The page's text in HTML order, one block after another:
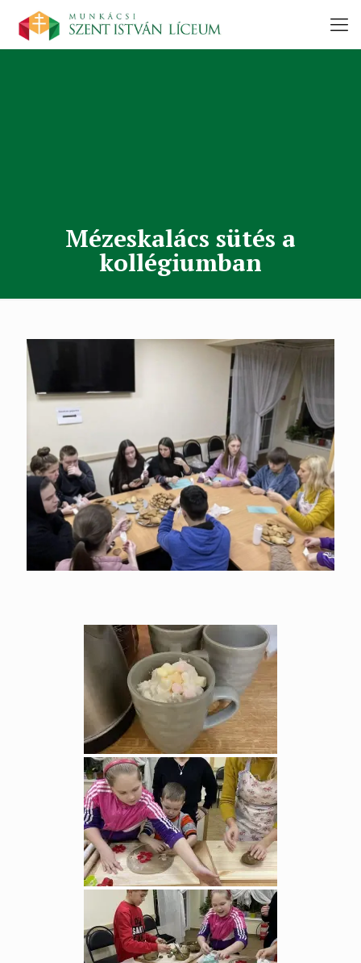
Mézeskalács sütés a
kollégiumban